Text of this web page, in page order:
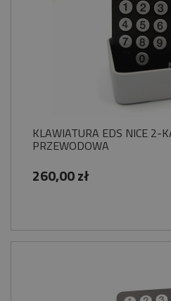
KLAWIATURA EDS NICE 2-
PRZEWODOWA
260,00 zł